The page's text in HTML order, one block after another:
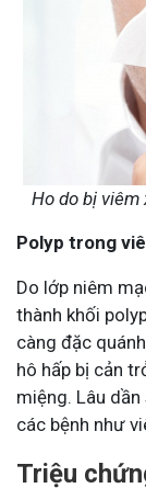
Ho do bị viêm
Polyp trong
Do lớp niêm
thành khối
càng đặc
hô hấp bị cản
miệng. Lâu
các bệnh như
Triệu